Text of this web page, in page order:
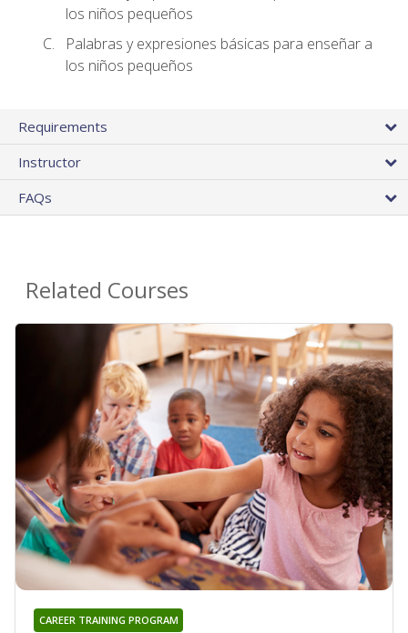
los niños pequeños
Palabras y expresiones básicas para enseñar a
los niños pequeños
Requirements
Instructor
FAQs
Related Courses
CAREER TRAINING PROGRAM